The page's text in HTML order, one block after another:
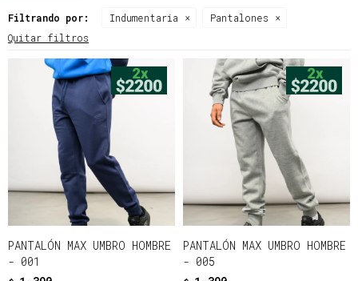
Filtrando por: Indumentaria
Pantalones
Quitar filtros
PANTALÓN MAX UMBRO HOMBRE
- 001
PANTALÓN MAX UMBRO HOMBRE
- 005